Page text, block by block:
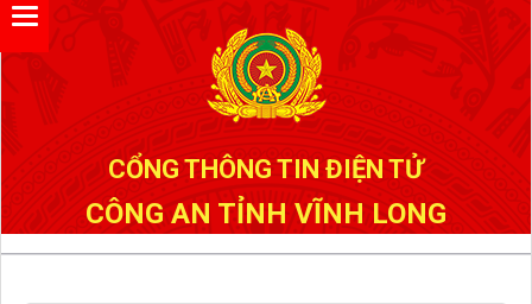
CỔNG THÔNG TIN ĐIỆN TỬ
CÔNG AN TỈNH VĨNH LONG